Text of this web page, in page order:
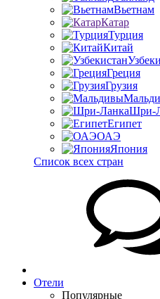
Вьетнам
Катар
Турция
Китай
Греция
Грузия
Шри-
Египет
ОАЭ
Япония
Список всех стран
Отели
Популярные